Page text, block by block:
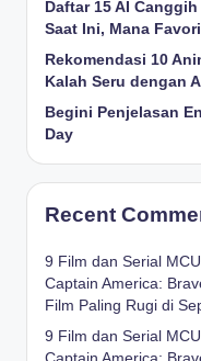
Daftar 15 AI
Saat Ini, Mana
Rekomendasi 10
Kalah Seru dengan
Begini Penjelasan
Day
Recent
9 Film dan Serial
Captain America:
Film Paling Rugi di
9 Film dan Serial